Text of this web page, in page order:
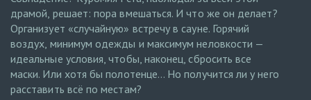
драмой, решает: пора вмешаться. И что же он делает?
Организует «случайную» встречу в сауне. Горячий
воздух, минимум одежды и максимум неловкости —
идеальные условия, чтобы, наконец, сбросить все
маски. Или хотя бы полотенце… Но получится ли у него
расставить всё по местам?